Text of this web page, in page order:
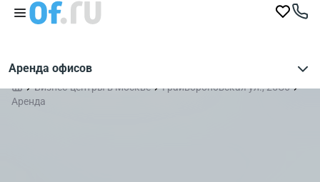
Аренда офисов
Бизнес-центры в Москве
Грайвороновская ул., 25С6
Аренда